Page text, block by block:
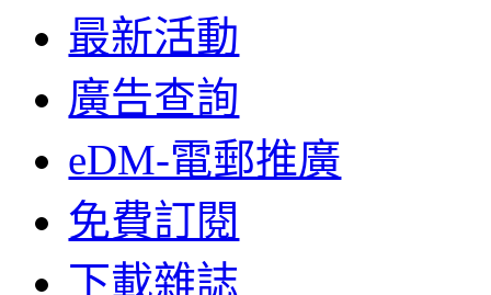
最新活動
廣告查詢
eDM-電郵推廣
免費訂閱
下載雜誌